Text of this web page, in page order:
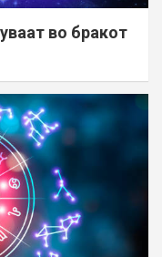
во бракот